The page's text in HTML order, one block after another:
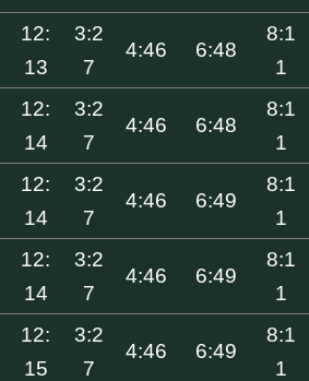
12:
13
3:2
7
4:46 6:48
8:1
1
12:
14
3:2
7
4:46 6:48
8:1
1
12:
14
3:2
7
4:46 6:49
8:1
1
12:
14
3:2
7
4:46 6:49
8:1
1
12:
15
3:2
7
4:46 6:49
8:1
1